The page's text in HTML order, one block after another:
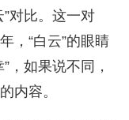
对比。这一对
，“白云”的眼睛
，如果说不同，
内容。